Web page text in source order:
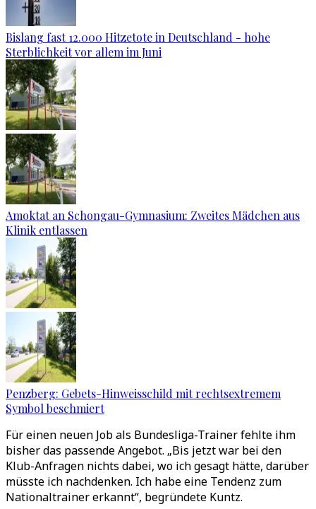
Bislang fast 12.000 Hitzetote in Deutschland - hohe
Sterblichkeit vor allem im Juni
Amoktat an Schongau-Gymnasium: Zweites Mädchen aus
Klinik entlassen
Penzberg: Gebets-Hinweisschild mit rechtsextremem
Symbol beschmiert
Für einen neuen Job als Bundesliga-Trainer fehlte ihm
bisher das passende Angebot. „Bis jetzt war bei den
Klub-Anfragen nichts dabei, wo ich gesagt hätte, darüber
müsste ich nachdenken. Ich habe eine Tendenz zum
Nationaltrainer erkannt“, begründete Kuntz.